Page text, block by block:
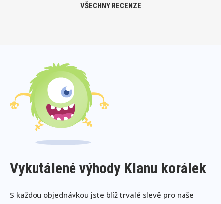
VŠECHNY RECENZE
Vykutálené výhody Klanu korálek
S každou objednávkou jste blíž trvalé slevě pro naše